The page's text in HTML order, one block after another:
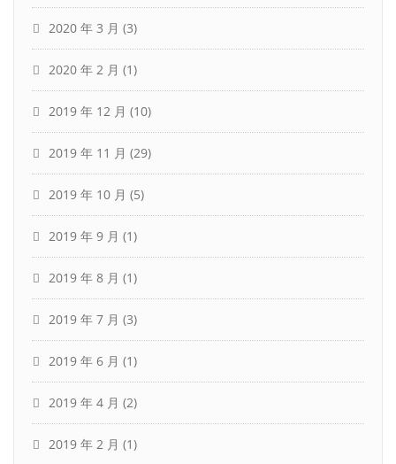
2020 年 3 月 (3)
2020 年 2 月 (1)
2019 年 12 月 (10)
2019 年 11 月 (29)
2019 年 10 月 (5)
2019 年 9 月 (1)
2019 年 8 月 (1)
2019 年 7 月 (3)
2019 年 6 月 (1)
2019 年 4 月 (2)
2019 年 2 月 (1)